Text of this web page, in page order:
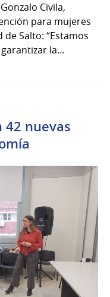
Civila,
para mujeres
Salto: “Estamos
la...
42 nuevas